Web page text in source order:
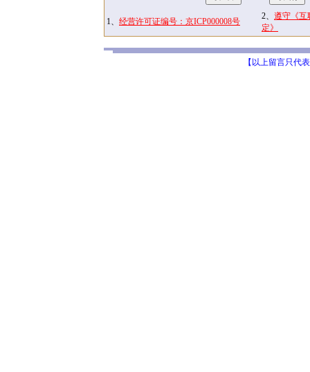
1、 经营许可证编号：京ICP000008号
2、 遵守《互
定》
【以上留言只代